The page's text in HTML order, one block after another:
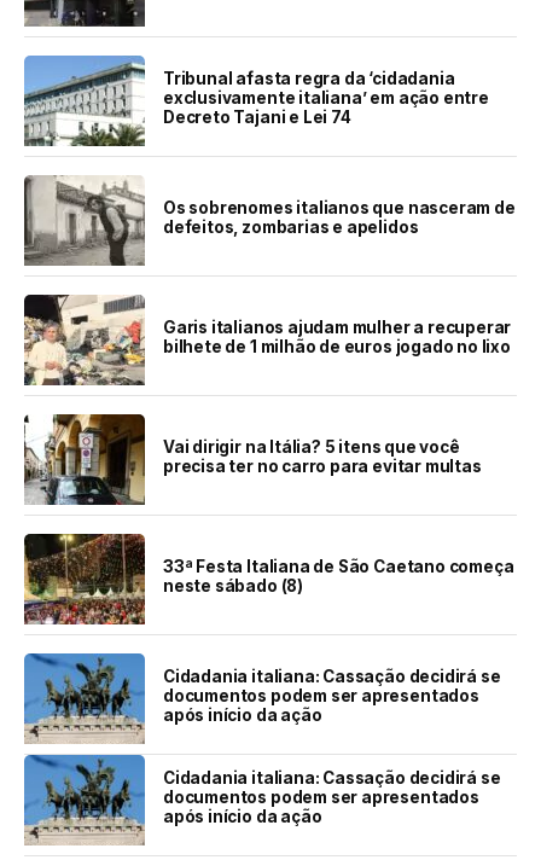
Tribunal afasta regra da ‘cidadania
exclusivamente italiana’ em ação entre
Decreto Tajani e Lei 74
Os sobrenomes italianos que nasceram de
defeitos, zombarias e apelidos
Garis italianos ajudam mulher a recuperar
bilhete de 1 milhão de euros jogado no lixo
Vai dirigir na Itália? 5 itens que você
precisa ter no carro para evitar multas
33ª Festa Italiana de São Caetano começa
neste sábado (8)
Cidadania italiana: Cassação decidirá se
documentos podem ser apresentados
após início da ação
Cidadania italiana: Cassação decidirá se
documentos podem ser apresentados
após início da ação